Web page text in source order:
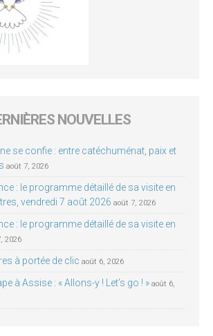
NOUVELLES
se confie : entre catéchuménat, paix et
août 7, 2026
: le programme détaillé de sa visite en
vendredi 7 août 2026 août 7, 2026
: le programme détaillé de sa visite en
2026
à portée de clic août 6, 2026
à Assise : « Allons-y ! Let’s go ! » août 6,